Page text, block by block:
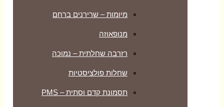
מיומות – שרירנים ברחם
מנופאוזה
רזרבה שחלתית – נמוכה
שחלות פולציסטיות
תסמונת קדם וסתית – PMS